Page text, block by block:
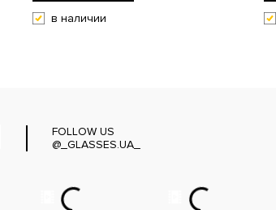
в наличии
FOLLOW US
@_GLASSES.UA_